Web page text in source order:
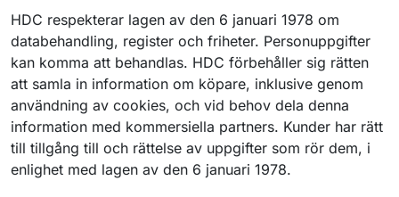
HDC respekterar lagen av den 6 januari 1978 om
databehandling, register och friheter. Personuppgifter
kan komma att behandlas. HDC förbehåller sig rätten
att samla in information om köpare, inklusive genom
användning av cookies, och vid behov dela denna
information med kommersiella partners. Kunder har rätt
till tillgång till och rättelse av uppgifter som rör dem, i
enlighet med lagen av den 6 januari 1978.